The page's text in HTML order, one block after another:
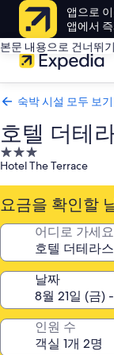
앱으로
앱에서
본문 내용으로 건너뛰기
숙박 시설 모두 보기
호텔 더테
3.0
성
급
숙
박
설
Hotel The Terrace
요금을 확인할
어디로 가세
날짜
인원 수